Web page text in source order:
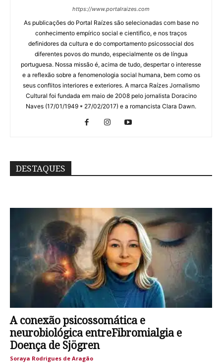
https://www.portalraizes.com
As publicações do Portal Raízes são selecionadas com base no
conhecimento empírico social e cientifico, e nos traços
definidores da cultura e do comportamento psicossocial dos
diferentes povos do mundo, especialmente os de língua
portuguesa. Nossa missão é, acima de tudo, despertar o interesse
e a reflexão sobre a fenomenologia social humana, bem como os
seus conflitos interiores e exteriores. A marca Raízes Jornalismo
Cultural foi fundada em maio de 2008 pelo jornalista Doracino
Naves (17/01/1949 * 27/02/2017) e a romancista Clara Dawn.
DESTAQUES
A conexão psicossomática e
neurobiológica entreFibromialgia e
Doença de Sjögren
Soraya Rodrigues de Aragão